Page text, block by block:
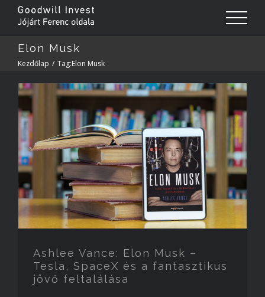
Elon Musk
Kezdőlap / Tag:Elon Musk
Ashlee Vance: Elon Musk –
Tesla, SpaceX és a fantasztikus
jövő feltalálása